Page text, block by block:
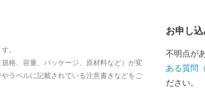
。
格、容量、パッケージ、原材料など）が変
ラベルに記載されている注意書きなどをご
史遺産、
お申し
不明点が
ある質問
ださい。